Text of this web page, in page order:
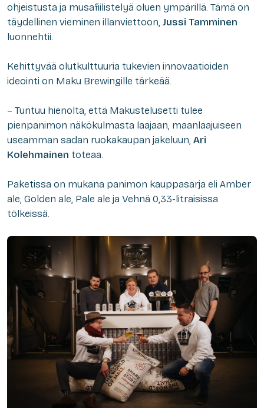
ohjeistusta ja musafiilistelyä oluen ympärillä. Tämä on
täydellinen vieminen illanviettoon, Jussi Tamminen
luonnehtii.
Kehittyvää olutkulttuuria tukevien innovaatioiden
ideointi on Maku Brewingille tärkeää.
– Tuntuu hienolta, että Makustelusetti tulee
pienpanimon näkökulmasta laajaan, maanlaajuiseen
useamman sadan ruokakaupan jakeluun, Ari
Kolehmainen toteaa.
Paketissa on mukana panimon kauppasarja eli Amber
ale, Golden ale, Pale ale ja Vehnä 0,33-litraisissa
tölkeissä.